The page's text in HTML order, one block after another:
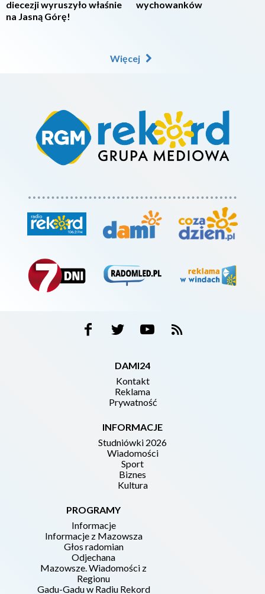
diecezji wyruszyło właśnie
na Jasną Górę!
wychowanków
Więcej
DAMI24
Kontakt
Reklama
Prywatność
INFORMACJE
Studniówki 2026
Wiadomości
Sport
Biznes
Kultura
PROGRAMY
Informacje
Informacje z Mazowsza
Głos radomian
Odjechana
Mazowsze. Wiadomości z
Regionu
Gadu-Gadu w Radiu Rekord